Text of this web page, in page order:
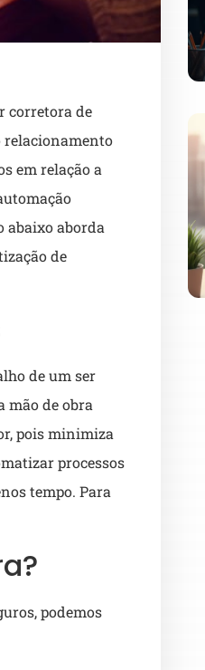
corretora de
relacionamento
em relação a
abaixo aborda
de
de um ser
mão de obra
pois minimiza
processos
tempo. Para
podemos